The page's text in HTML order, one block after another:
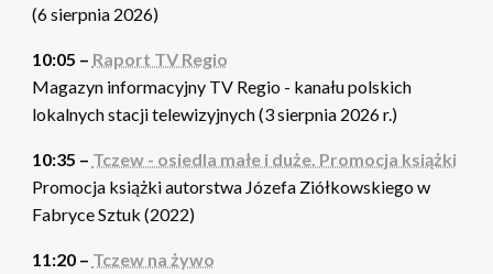
(6 sierpnia 2026)
10:05 – Raport TV Regio
Magazyn informacyjny TV Regio - kanału polskich
lokalnych stacji telewizyjnych (3 sierpnia 2026 r.)
10:35 – Tczew - osiedla małe i duże. Promocja książki
Promocja książki autorstwa Józefa Ziółkowskiego w
Fabryce Sztuk (2022)
11:20 – Tczew na żywo